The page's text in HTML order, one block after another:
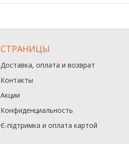
СТРАНИЦЫ
Доставка, оплата и возврат
Контакты
Акции
Конфиденциальность
Є-підтримка и оплата картой